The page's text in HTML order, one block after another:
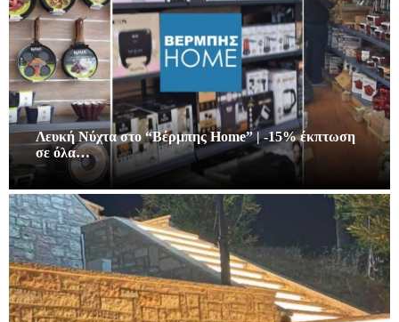
Λευκή Νύχτα στο “Βέρμπης Home” | -15% έκπτωση
σε όλα…